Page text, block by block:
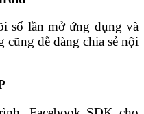
số lần mở ứng dụng và
cũng dễ dàng chia sẻ nội